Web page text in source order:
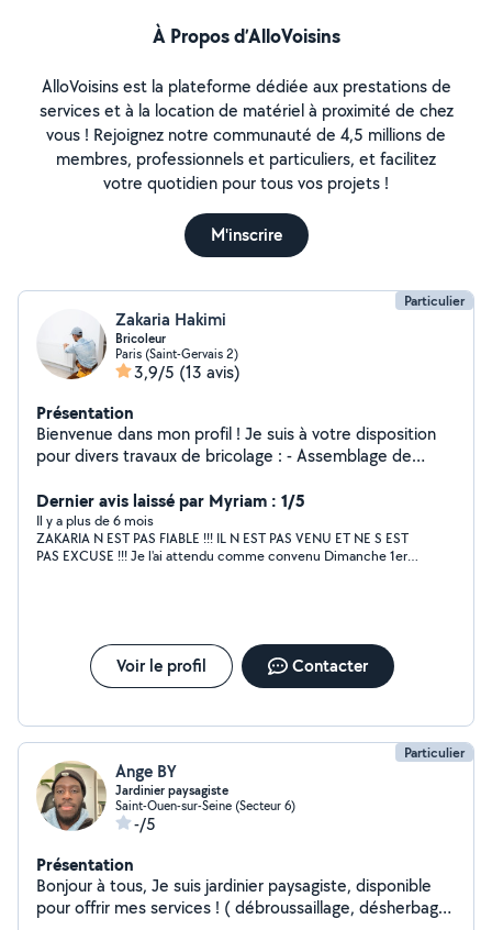
À Propos d’AlloVoisins
AlloVoisins est la plateforme dédiée aux prestations de
services et à la location de matériel à proximité de chez
vous ! Rejoignez notre communauté de 4,5 millions de
membres, professionnels et particuliers, et facilitez
votre quotidien pour tous vos projets !
M'inscrire
Particulier
Zakaria Hakimi
Bricoleur
Paris (Saint-Gervais 2)
3,9/5 (13 avis)
Présentation
Bienvenue dans mon profil ! Je suis à votre disposition
pour divers travaux de bricolage : - Assemblage de
Mise en place de tasseaux décoratifs - Accrochage
d'étagères, cadres, miroirs et télé - Pose de
revêtements de sol (lino) - Rebouchage de trous Je suis
ponctuel, consciencieux et méticuleux !
Dernier avis laissé par Myriam : 1/5
Il y a plus de 6 mois
ZAKARIA N EST PAS FIABLE !!! IL N EST PAS VENU ET NE S EST
PAS EXCUSE !!! Je l'ai attendu comme convenu Dimanche 1er
Voir le profil Contacter
Particulier
Ange BY
Jardinier paysagiste
Saint-Ouen-sur-Seine (Secteur 6)
-/5
Présentation
Bonjour à tous, Je suis jardinier paysagiste, disponible
pour offrir mes services ! ( débroussaillage, désherbage,